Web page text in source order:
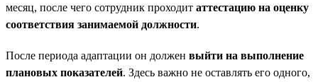
месяц, после чего сотрудник проходит аттестацию на оценку
соответствия занимаемой должности.
После периода адаптации он должен выйти на выполнение
плановых показателей. Здесь важно не оставлять его одного,